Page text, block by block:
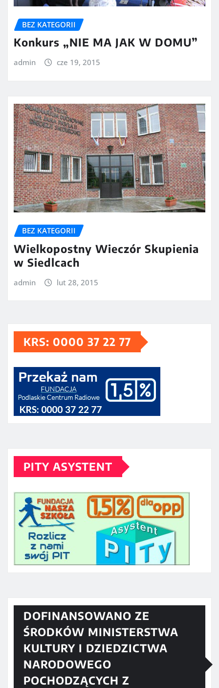
BEZ KATEGORII
Konkurs „NIE MA JAK W DOMU”
admin cze 19, 2015
BEZ KATEGORII
Wielkopostny Wieczór Skupienia
w Siedlcach
admin lut 28, 2015
KRS: 0000 37 22 77
PITY ASYSTENT
DOFINANSOWANO ZE
ŚRODKÓW MINISTERSTWA
KULTURY I DZIEDZICTWA
NARODOWEGO
POCHODZĄCYCH Z